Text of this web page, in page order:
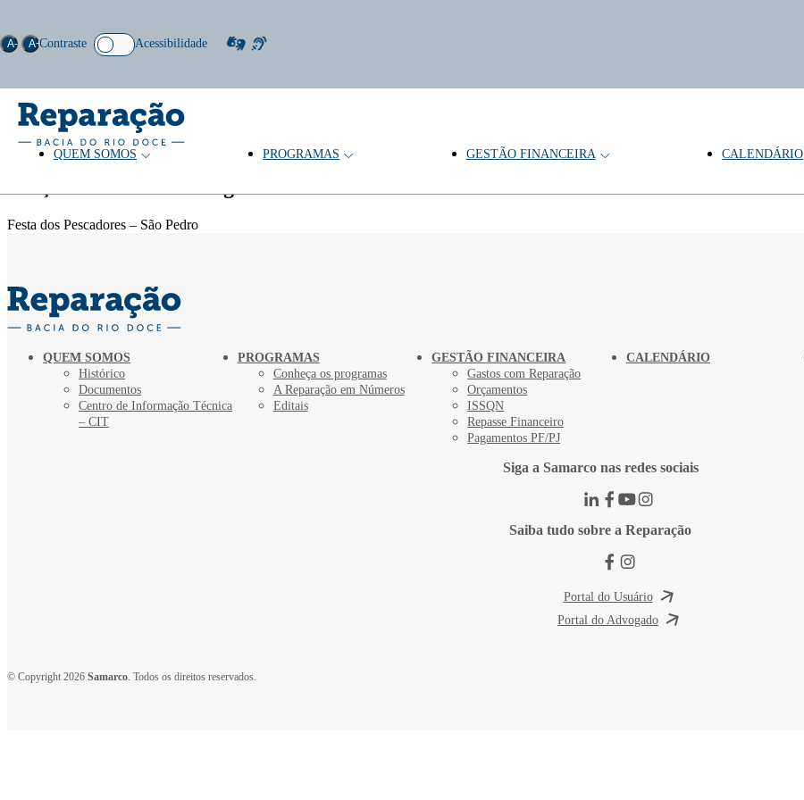
QUEM SOMOS PROGRAMAS GESTÃO FINANCEIRA CALENDÁRIO
Acessibilidade
A- A+Contraste
Festa dos Pescadores – São Pedro
QUEM SOMOS
Histórico
Documentos
Centro de Informação Técnica
– CIT
PROGRAMAS
Conheça os programas
A Reparação em Números
Editais
GESTÃO FINANCEIRA
Gastos com Reparação
Orçamentos
ISSQN
Repasse Financeiro
Pagamentos PF/PJ
CALENDÁRIO
Siga a Samarco nas redes sociais
Saiba tudo sobre a Reparação
Portal do Usuário
Portal do Advogado
© Copyright 2026 Samarco . Todos os direitos reservados.